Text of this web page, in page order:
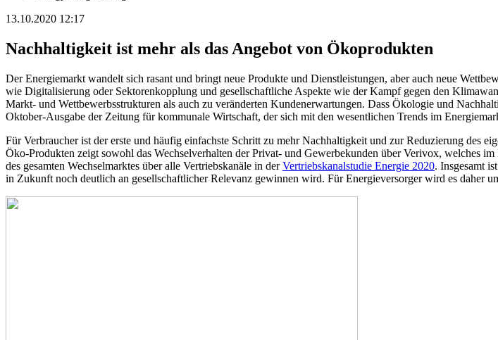
13.10.2020 12:17
Nachhaltigkeit ist mehr als das Angebot von Ökoprodukten
Der Energiemarkt wandelt sich rasant und bringt neue Produkte und Dienstleistungen, aber auch neue
wie Digitalisierung oder Sektorenkopplung und gesellschaftliche Aspekte wie der Kampf gegen den
Markt- und Wettbewerbsstrukturen als auch zu veränderten Kundenerwartungen. Dass Ökologie und
Oktober-Ausgabe der Zeitung für kommunale Wirtschaft, der sich mit den wesentlichen Trends im
Für Verbraucher ist der erste und häufig einfachste Schritt zu mehr Nachhaltigkeit und zur Reduzierung des
Öko-Produkten zeigt sowohl das Wechselverhalten der Privat- und Gewerbekunden über Verivox, welches im
des gesamten Wechselmarktes über alle Vertriebskanäle in derVertriebskanalstudie Energie 2020. Insgesamt
in Zukunft noch deutlich an gesellschaftlicher Relevanz gewinnen wird. Für Energieversorger wird es daher